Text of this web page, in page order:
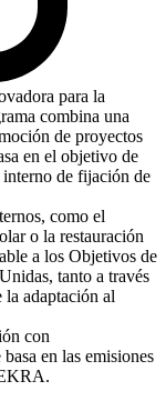
para la
combina una
de proyectos
en el objetivo de
interno de fijación de
como el
o la restauración
a los Objetivos de
tanto a través
adaptación al
con
en las emisiones